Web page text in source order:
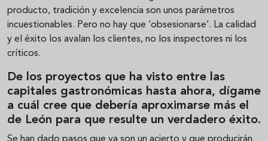
producto, tradición y excelencia son unos parámetros
incuestionables. Pero no hay que ‘obsesionarse’. La calidad
y el éxito los avalan los clientes, no los inspectores ni los
críticos.
De los proyectos que ha visto entre las
capitales gastronómicas hasta ahora, dígame
a cuál cree que debería aproximarse más el
de León para que resulte un verdadero éxito.